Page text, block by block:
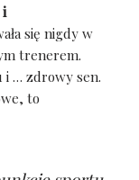
i
się nigdy w
trenerem.
i … zdrowy sen.
to